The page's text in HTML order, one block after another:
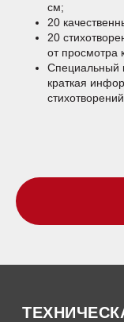
см;
20
20
от просмотра
Специальный
краткая
стихотворений.